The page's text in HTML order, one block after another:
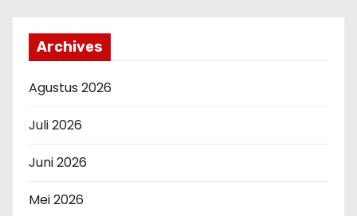
Archives
Agustus 2026
Juli 2026
Juni 2026
Mei 2026